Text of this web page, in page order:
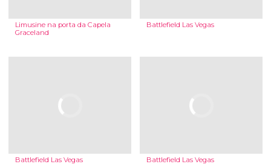
Limusine na porta da Capela
Graceland
Battlefield Las Vegas
Battlefield Las Vegas Battlefield Las Vegas